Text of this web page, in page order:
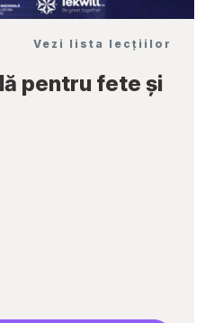
Vezi lista lecțiilor
pentru fete și